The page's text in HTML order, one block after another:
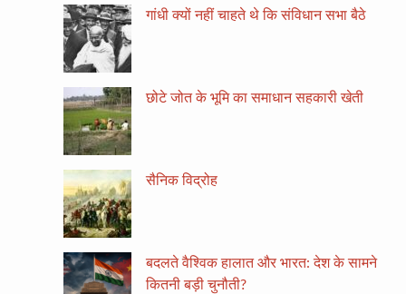
गांधी क्यों नहीं चाहते थे कि संविधान सभा बैठे
छोटे जोत के भूमि का समाधान सहकारी खेती
सैनिक विद्रोह
बदलते वैश्विक हालात और भारत: देश के सामने
कितनी बड़ी चुनौती?